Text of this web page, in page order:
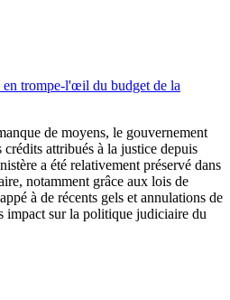
trompe-l'œil du budget de la
de moyens, le gouvernement
attribués à la justice depuis
a été relativement préservé dans
notamment grâce aux lois de
à de récents gels et annulations de
impact sur la politique judiciaire du